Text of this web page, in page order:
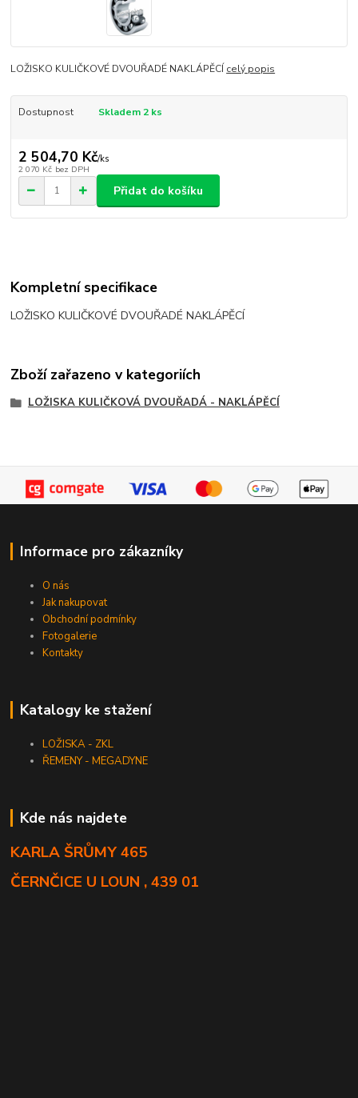
LOŽISKO KULIČKOVÉ DVOUŘADÉ NAKLÁPĚCÍ celý popis
Dostupnost Skladem 2 ks
2 504,70 Kč/ks
2 070 Kč bez DPH
Přidat do košíku
Kompletní specifikace
LOŽISKO KULIČKOVÉ DVOUŘADÉ NAKLÁPĚCÍ
Zboží zařazeno v kategoriích
LOŽISKA KULIČKOVÁ DVOUŘADÁ - NAKLÁPĚCÍ
Informace pro zákazníky
O nás
Jak nakupovat
Obchodní podmínky
Fotogalerie
Kontakty
Katalogy ke stažení
LOŽISKA - ZKL
ŘEMENY - MEGADYNE
Kde nás najdete
KARLA ŠRŮMY 465
ČERNČICE U LOUN , 439 01